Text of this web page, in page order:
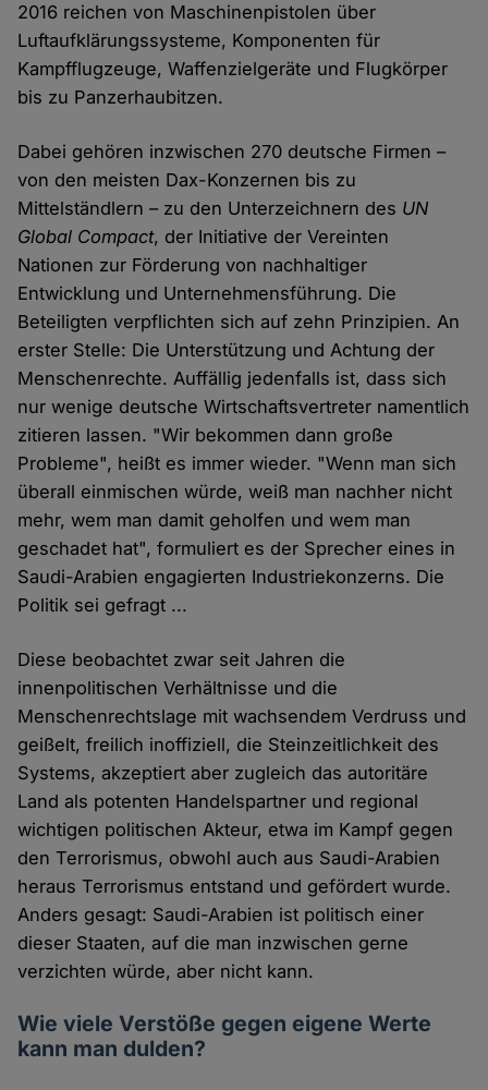
2016 reichen von Maschinenpistolen über
Luftaufklärungssysteme, Komponenten für
Kampfflugzeuge, Waffenzielgeräte und Flugkörper
bis zu Panzerhaubitzen.
Dabei gehören inzwischen 270 deutsche Firmen –
von den meisten Dax-Konzernen bis zu
Mittelständlern – zu den Unterzeichnern des UN
Global Compact, der Initiative der Vereinten
Nationen zur Förderung von nachhaltiger
Entwicklung und Unternehmensführung. Die
Beteiligten verpflichten sich auf zehn Prinzipien. An
erster Stelle: Die Unterstützung und Achtung der
Menschenrechte. Auffällig jedenfalls ist, dass sich
nur wenige deutsche Wirtschaftsvertreter namentlich
zitieren lassen. "Wir bekommen dann große
Probleme", heißt es immer wieder. "Wenn man sich
überall einmischen würde, weiß man nachher nicht
mehr, wem man damit geholfen und wem man
geschadet hat", formuliert es der Sprecher eines in
Saudi-Arabien engagierten Industriekonzerns. Die
Politik sei gefragt ...
Diese beobachtet zwar seit Jahren die
innenpolitischen Verhältnisse und die
Menschenrechtslage mit wachsendem Verdruss und
geißelt, freilich inoffiziell, die Steinzeitlichkeit des
Systems, akzeptiert aber zugleich das autoritäre
Land als potenten Handelspartner und regional
wichtigen politischen Akteur, etwa im Kampf gegen
den Terrorismus, obwohl auch aus Saudi-Arabien
heraus Terrorismus entstand und gefördert wurde.
Anders gesagt: Saudi-Arabien ist politisch einer
dieser Staaten, auf die man inzwischen gerne
verzichten würde, aber nicht kann.
Wie viele Verstöße gegen eigene Werte
kann man dulden?